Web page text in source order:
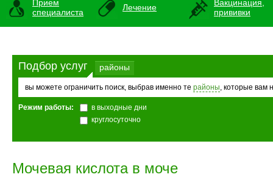
Прием
специалиста
Лечение
Вакцинация,
прививки
Подбор услуг районы
вы можете ограничить поиск, выбрав именно те районы, которые вам
Режим работы:
в выходные дни
круглосуточно
Мочевая кислота в моче